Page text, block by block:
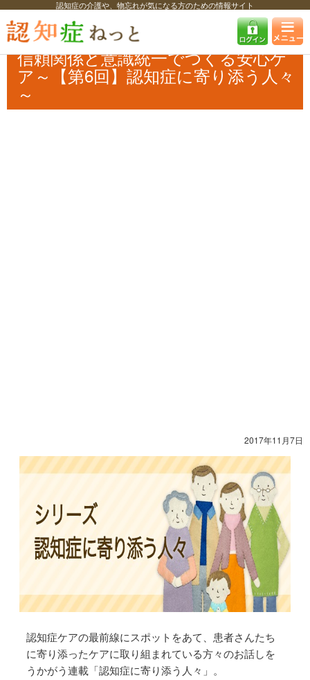
認知症の介護や、物忘れが気になる方のための情報サイト
認知症ねっと 特集・コラム・インタビュー 特集
信頼関係と意識統一
でつくる安心ケア～【第6回】認知症に寄り添う人々～
信頼関係と意識統一でつくる安心ケ
ア～【第6回】認知症に寄り添う人々
～
2017年11月7日
認知症ケアの最前線にスポットをあて、患者さんたち
に寄り添ったケアに取り組まれている方々のお話しを
うかがう連載「認知症に寄り添う人々」。